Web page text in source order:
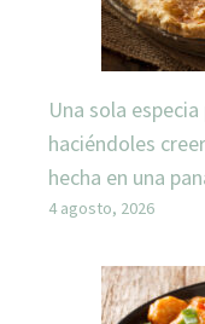
Una sola
haciéndoles
hecha en una
4 agosto, 2026